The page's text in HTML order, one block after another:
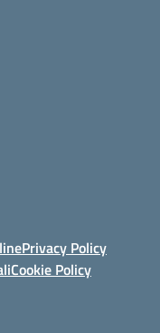
Privacy Policy
Cookie Policy